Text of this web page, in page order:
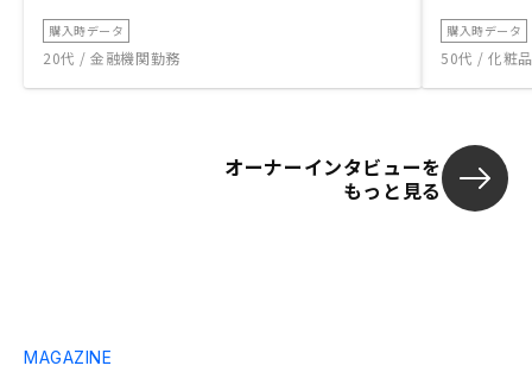
購入時データ
20代 / 金融機関勤務
購入時データ
50代 / 化粧
オーナーインタビューを
もっと見る
MAGAZINE